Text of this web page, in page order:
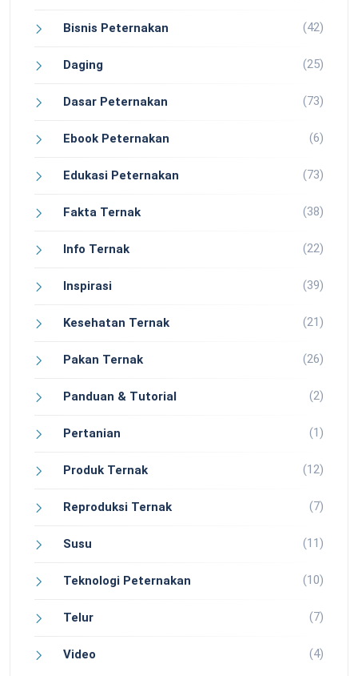
Bisnis Peternakan (42)
Daging (25)
Dasar Peternakan (73)
Ebook Peternakan (6)
Edukasi Peternakan (73)
Fakta Ternak (38)
Info Ternak (22)
Inspirasi (39)
Kesehatan Ternak (21)
Pakan Ternak (26)
Panduan & Tutorial (2)
Pertanian (1)
Produk Ternak (12)
Reproduksi Ternak (7)
Susu (11)
Teknologi Peternakan (10)
Telur (7)
Video (4)